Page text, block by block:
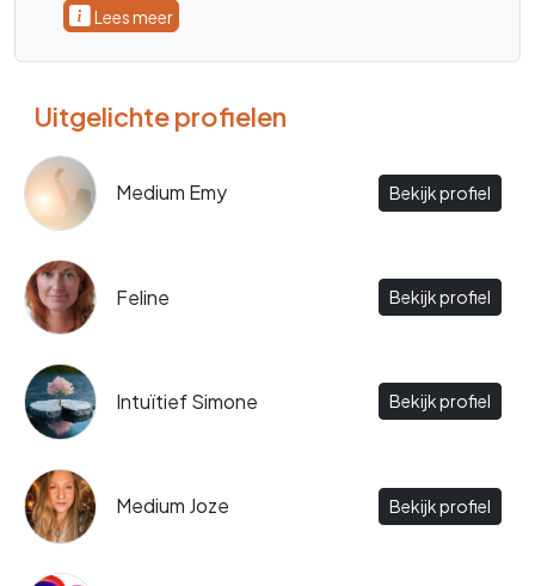
Lees meer
Uitgelichte profielen
Medium Emy Bekijk profiel
Feline Bekijk profiel
Intuïtief Simone Bekijk profiel
Medium Joze Bekijk profiel